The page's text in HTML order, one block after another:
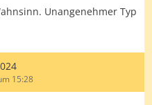
Unangenehmer Typ
15:28